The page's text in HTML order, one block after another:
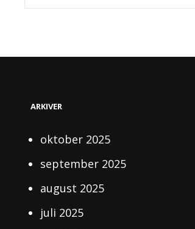
ARKIVER
oktober 2025
september 2025
august 2025
juli 2025